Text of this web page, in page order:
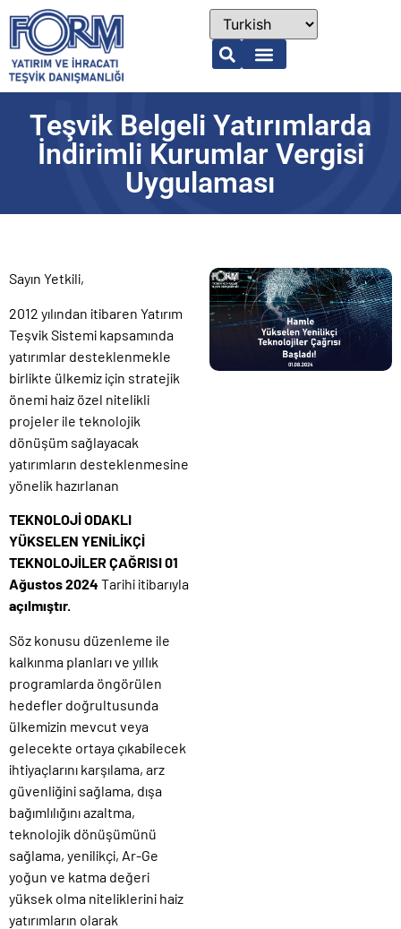
Teşvik Belgeli Yatırımlarda
İndirimli Kurumlar Vergisi
Uygulaması
Sayın Yetkili,
2012 yılından itibaren Yatırım
Teşvik Sistemi kapsamında
yatırımlar desteklenmekle
birlikte ülkemiz için stratejik
önemi haiz özel nitelikli
projeler ile teknolojik
dönüşüm sağlayacak
yatırımların desteklenmesine
yönelik hazırlanan
TEKNOLOJİ ODAKLI
YÜKSELEN YENİLİKÇİ
TEKNOLOJİLER ÇAĞRISI 01
Ağustos 2024 Tarihi itibarıyla
açılmıştır.
Söz konusu düzenleme ile
kalkınma planları ve yıllık
programlarda öngörülen
hedefler doğrultusunda
ülkemizin mevcut veya
gelecekte ortaya çıkabilecek
ihtiyaçlarını karşılama, arz
güvenliğini sağlama, dışa
bağımlılığını azaltma,
teknolojik dönüşümünü
sağlama, yenilikçi, Ar-Ge
yoğun ve katma değeri
yüksek olma niteliklerini haiz
yatırımların olarak